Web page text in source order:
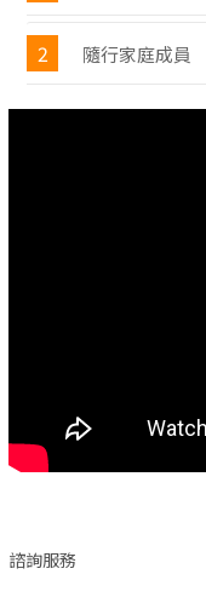
2 隨行家庭成員
諮詢服務